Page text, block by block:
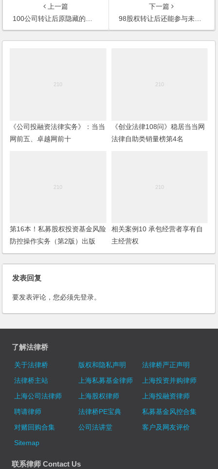
上一篇
100公司转让后原隐藏的债务由谁负责
下一篇
98股权转让后还能参与未分配利润的分配吗
《公司投融资法律实务》：当当
网前五、卓越网前十
《创业法律108问》稳居当当网
法律自助类销量榜第4名
第16本！私募股权投资基金风险
防控操作实务（第2版）出版
相关案例10 承包经营者享有自
主经营权
发表回复
要发表评论，您必须先登录。
了解法律桥
关于法律桥 版权和隐私声明
法律桥严正声明
法律桥主站
上海私募基金律师
上海投资并购律师
上海公司法律师
上海股权律师
上海投融资律师
聘请律师
法律桥PE宝典
私募基金风控合集
对赌回购合集
公司法讲堂
客户及网友评价
Sitemap
联系律师 Contact Us